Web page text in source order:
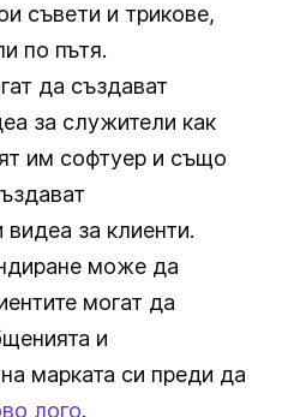
съвети и трикове,
по пътя.
да създават
за служители как
им софтуер и също
за клиенти.
може да
могат да
и
марката си преди да
лого.